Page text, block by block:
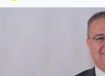
FUAR HABERLERİ
FUAR TAKVİMİ
Amerika Fuarları